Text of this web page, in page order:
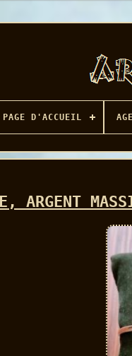
PAGE D'ACCUEIL AGE
ARGENT